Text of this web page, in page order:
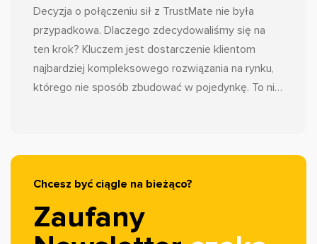
Decyzja o połączeniu sił z TrustMate nie była
przypadkowa. Dlaczego zdecydowaliśmy się na
ten krok? Kluczem jest dostarczenie klientom
najbardziej kompleksowego rozwiązania na rynku,
którego nie sposób zbudować w pojedynkę. To nie
klienci, stajecie się częścią największego
Chcesz być ciągle na bieżąco?
Zaufany